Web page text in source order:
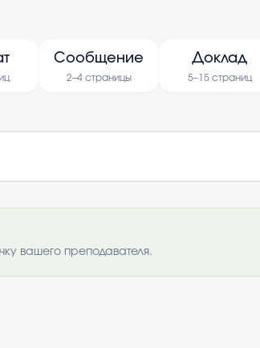
Сообщение
2–4 страницы
Доклад
5–15 страниц
вашего преподавателя.